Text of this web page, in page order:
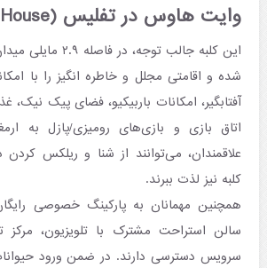
وایت هاوس در تفلیس (White House)
این کلبه جالب توجه،
شده و اقامتی مجلل و خاطره انگیز را با
آفتابگیر، امکانات باربیکیو، فضای پیک نیک،
اتاق بازی و بازی‌های رومیزی/پازل به
علاقمندان، می‌توانند از شنا و ریلکس
کلبه نیز لذت ببرند.
همچنین مهمانان به پارکینگ خصوصی
سالن استراحت مشترک با تلویزیون، مرکز
سرویس دسترسی دارند. در ضمن ورود